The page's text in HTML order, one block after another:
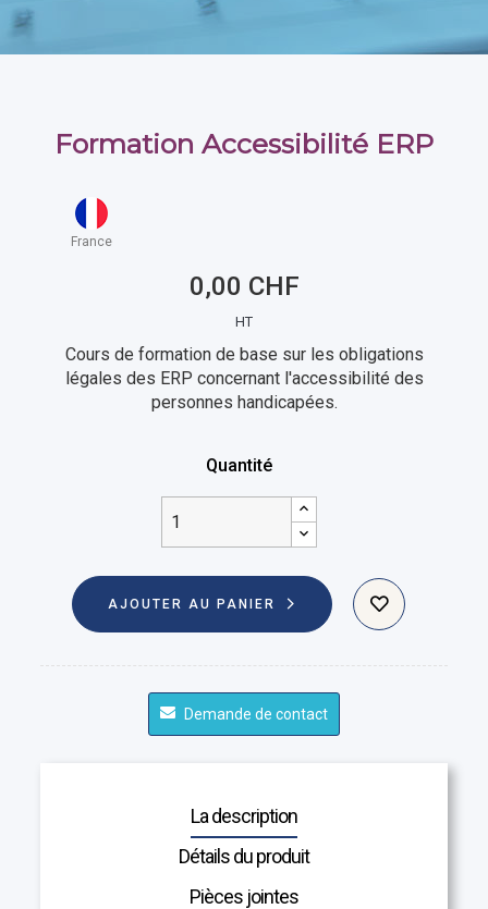
Formation Accessibilité ERP
France
0,00 CHF
HT
Cours de formation de base sur les obligations
légales des ERP concernant l'accessibilité des
personnes handicapées.
Quantité
AJOUTER AU PANIER
Demande de contact
La description
Détails du produit
Pièces jointes